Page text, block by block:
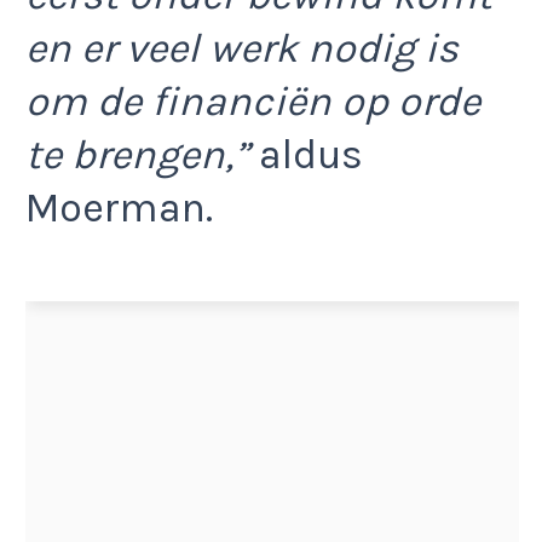
en er veel werk nodig is
om de financiën op orde
te brengen,”aldus
Moerman.